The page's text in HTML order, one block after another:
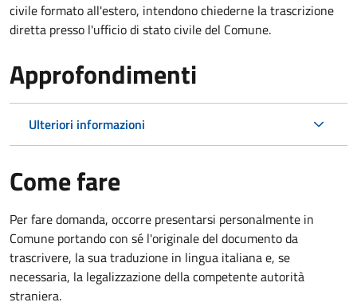
civile formato all'estero, intendono chiederne la trascrizione
diretta presso l'ufficio di stato civile del Comune.
Approfondimenti
Ulteriori informazioni
Come fare
Per fare domanda, occorre presentarsi personalmente in
Comune portando con sé l'originale del documento da
trascrivere, la sua traduzione in lingua italiana e, se
necessaria, la legalizzazione della competente autorità
straniera.